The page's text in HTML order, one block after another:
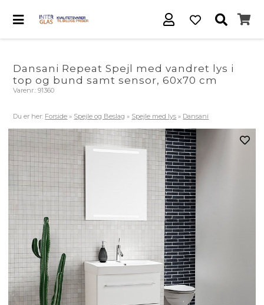
Dansani Repeat Spejl med vandret lys i
top og bund samt sensor, 60x70 cm
Varenr.:91360
Du er her: Forside » Spejle og Beslag » Spejle med lys » Dansani